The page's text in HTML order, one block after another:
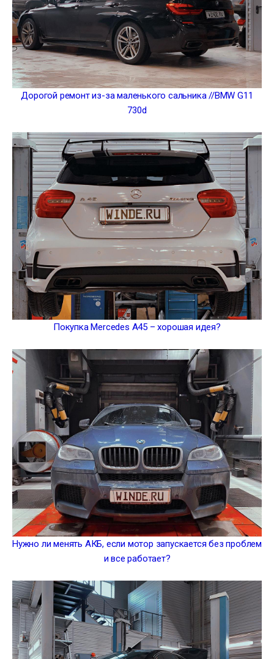
Дорогой ремонт из-за маленького сальника //BMW G11
730d
Покупка Mercedes A45 – хорошая идея?
Нужно ли менять АКБ, если мотор запускается без проблем
и все работает?